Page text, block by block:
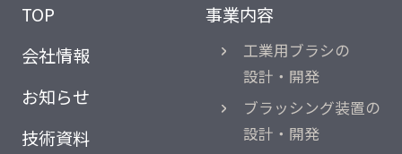
TOP
会社情報
お知らせ
技術資料
事業内容
工業用ブラシの
設計・開発
ブラッシング装置の
設計・開発